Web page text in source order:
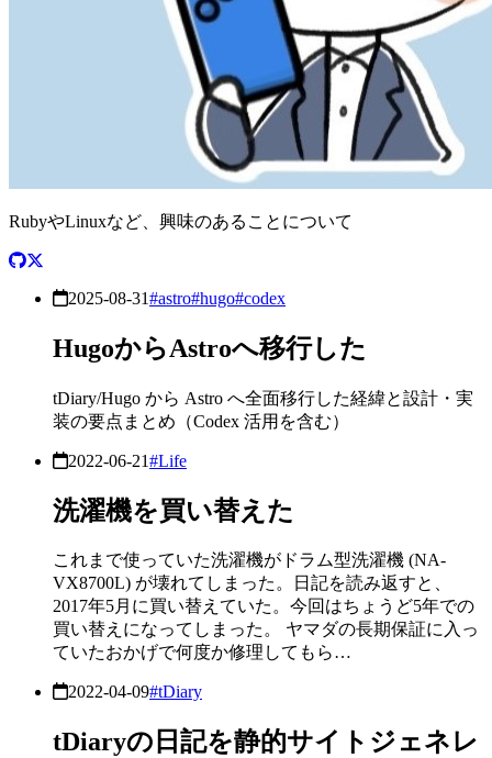
RubyやLinuxなど、興味のあることについて
2025-08-31#astro#hugo#codex
HugoからAstroへ移行した
tDiary/Hugo から Astro へ全面移行した経緯と設計・実
装の要点まとめ（Codex 活用を含む）
2022-06-21#Life
洗濯機を買い替えた
これまで使っていた洗濯機がドラム型洗濯機 (NA-
VX8700L) が壊れてしまった。日記を読み返すと、
2017年5月に買い替えていた。今回はちょうど5年での
買い替えになってしまった。 ヤマダの長期保証に入っ
ていたおかげで何度か修理してもら…
2022-04-09#tDiary
tDiaryの日記を静的サイトジェネレ